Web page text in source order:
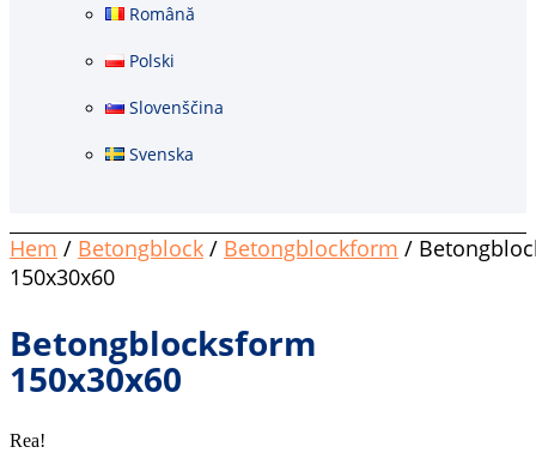
Română
Polski
Slovenščina
Svenska
Hem / Betongblock / Betongblockform /
150x30x60
Betongblocksform
150x30x60
Rea!